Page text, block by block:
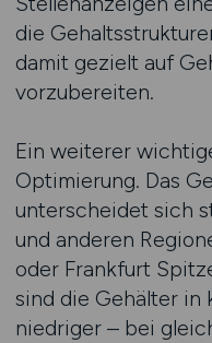
die
damit gezielt auf
vorzubereiten.
Ein weiterer
Optimierung. Das
unterscheidet sich
und anderen
oder Frankfurt
sind die Gehälter in
niedriger – bei